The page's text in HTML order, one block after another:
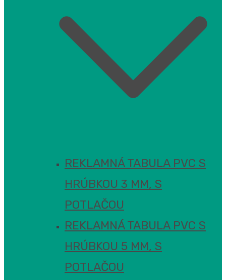
REKLAMNÁ TABULA PVC S
HRÚBKOU 3 MM, S
POTLAČOU
REKLAMNÁ TABULA PVC S
HRÚBKOU 5 MM, S
POTLAČOU